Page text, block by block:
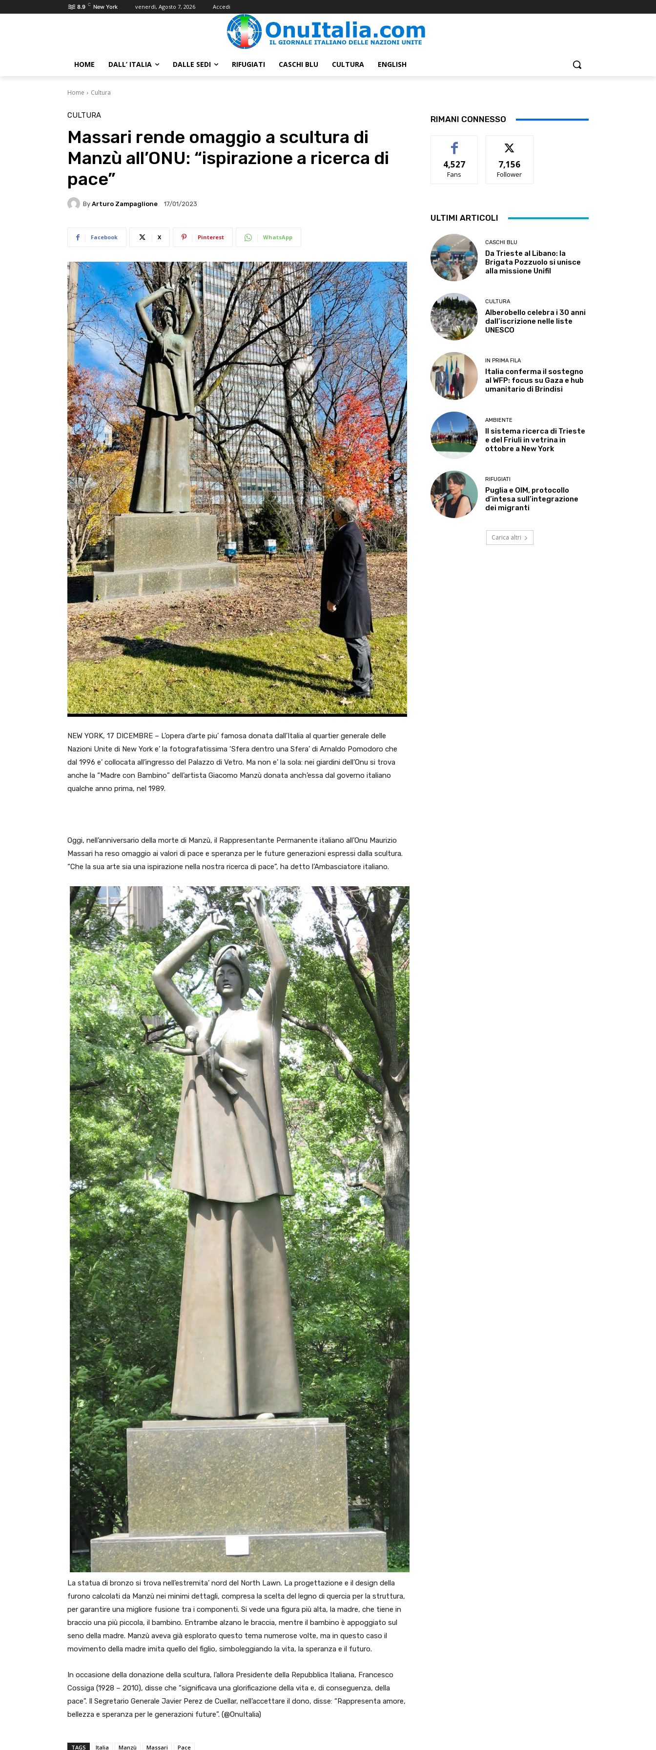
8.9 C New York venerdì, Agosto 7, 2026 Accedi
HOME DALL’ ITALIA DALLE SEDI RIFUGIATI CASCHI BLU CULTURA ENGLISH
Home Cultura
CULTURA
Massari rende omaggio a scultura di
Manzù all’ONU: “ispirazione a ricerca di
pace”
By Arturo Zampaglione 17/01/2023
Facebook X Pinterest WhatsApp
NEW YORK, 17 DICEMBRE – L’opera d’arte piu’ famosa donata dall’Italia al quartier generale delle
Nazioni Unite di New York e’ la fotografatissima ‘Sfera dentro una Sfera’ di Arnaldo Pomodoro che
dal 1996 e’ collocata all’ingresso del Palazzo di Vetro. Ma non e’ la sola: nei giardini dell’Onu si trova
anche la “Madre con Bambino” dell’artista Giacomo Manzù donata anch’essa dal governo italiano
qualche anno prima, nel 1989.
Oggi, nell’anniversario della morte di Manzù, il Rappresentante Permanente italiano all’Onu Maurizio
Massari ha reso omaggio ai valori di pace e speranza per le future generazioni espressi dalla scultura.
“Che la sua arte sia una ispirazione nella nostra ricerca di pace”, ha detto l’Ambasciatore italiano.
La statua di bronzo si trova nell’estremita’ nord del North Lawn. La progettazione e il design della
furono calcolati da Manzù nei minimi dettagli, compresa la scelta del legno di quercia per la struttura,
per garantire una migliore fusione tra i componenti. Si vede una figura più alta, la madre, che tiene in
braccio una più piccola, il bambino. Entrambe alzano le braccia, mentre il bambino è appoggiato sul
seno della madre. Manzù aveva già esplorato questo tema numerose volte, ma in questo caso il
movimento della madre imita quello del figlio, simboleggiando la vita, la speranza e il futuro.
In occasione della donazione della scultura, l’allora Presidente della Repubblica Italiana, Francesco
Cossiga (1928 – 2010), disse che “significava una glorificazione della vita e, di conseguenza, della
pace”. Il Segretario Generale Javier Perez de Cuellar, nell’accettare il dono, disse: “Rappresenta amore,
bellezza e speranza per le generazioni future”. (@OnuItalia)
TAGS Italia Manzù Massari Pace
RIMANI CONNESSO
4,527
Fans
7,156
Follower
ULTIMI ARTICOLI
CASCHI BLU
Da Trieste al Libano: la
Brigata Pozzuolo si unisce
alla missione Unifil
CULTURA
Alberobello celebra i 30 anni
dall’iscrizione nelle liste
UNESCO
IN PRIMA FILA
Italia conferma il sostegno
al WFP: focus su Gaza e hub
umanitario di Brindisi
AMBIENTE
Il sistema ricerca di Trieste
e del Friuli in vetrina in
ottobre a New York
RIFUGIATI
Puglia e OIM, protocollo
d’intesa sull’integrazione
dei migranti
Carica altri